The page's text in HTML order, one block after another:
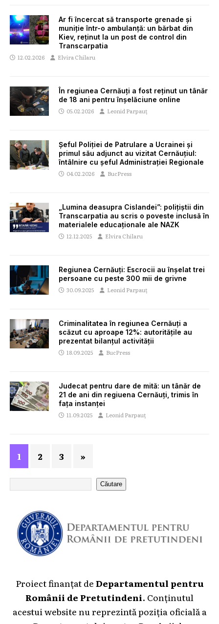
Ar fi încercat să transporte grenade și
muniție într-o ambulanță: un bărbat din
Kiev, reținut la un post de control din
Transcarpatia
12.02.2026 Elvira Chilaru
În regiunea Cernăuți a fost reținut un tânăr
de 18 ani pentru înșelăciune online
05.02.2026 Leonid Parpauț
Șeful Poliției de Patrulare a Ucrainei și
primul său adjunct au vizitat Cernăuțiul:
întâlnire cu șeful Administrației Regionale
04.02.2026 BucPress
„Lumina deasupra Cislandei”: polițiștii din
Transcarpatia au scris o poveste inclusă în
materialele educaționale ale NAZK
12.12.2025 Elvira Chilaru
Regiunea Cernăuți: Escrocii au înșelat trei
persoane cu peste 300 mii de grivne
30.09.2025 Leonid Parpauț
Criminalitatea în regiunea Cernăuți a
scăzut cu aproape 12%: autoritățile au
prezentat bilanțul activității
18.09.2025 BucPress
Judecat pentru dare de mită: un tânăr de
21 de ani din regiuena Cernăuți, trimis în
fața instanței
11.09.2025 Leonid Parpauț
1 2 3 »
Căutare
Proiect finanțat deDepartamentul pentru
Românii de Pretutindeni. Conținutul
acestui website nu reprezintă poziția oficială a